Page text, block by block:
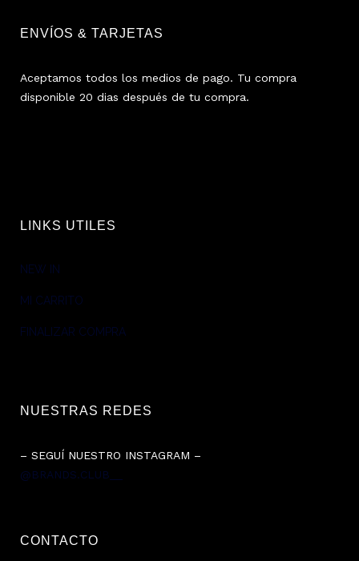
ENVÍOS & TARJETAS
Aceptamos todos los medios de pago. Tu compra
disponible 20 dias después de tu compra.
LINKS UTILES
NEW IN
MI CARRITO
FINALIZAR COMPRA
NUESTRAS REDES
– SEGUÍ NUESTRO INSTAGRAM –
@BRANDS.CLUB__
CONTACTO